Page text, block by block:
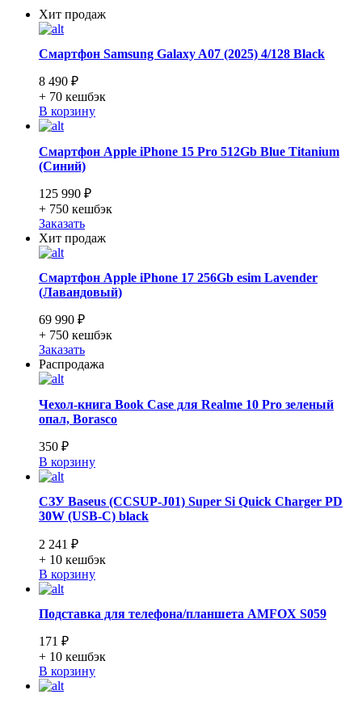
Хит продаж
Смартфон Samsung Galaxy A07 (2025) 4/128 Black
8 490 ₽
+ 70 кешбэк
В корзину
Смартфон Apple iPhone 15 Pro 512Gb Blue Titanium
(Синий)
125 990 ₽
+ 750 кешбэк
Заказать
Хит продаж
Смартфон Apple iPhone 17 256Gb esim Lavender
(Лавандовый)
69 990 ₽
+ 750 кешбэк
Заказать
Распродажа
Чехол-книга Book Case для Realme 10 Pro зеленый
опал, Borasco
350 ₽
В корзину
СЗУ Baseus (CCSUP-J01) Super Si Quick Charger PD
30W (USB-C) black
2 241 ₽
+ 10 кешбэк
В корзину
Подставка для телефона/планшета AMFOX S059
171 ₽
+ 10 кешбэк
В корзину